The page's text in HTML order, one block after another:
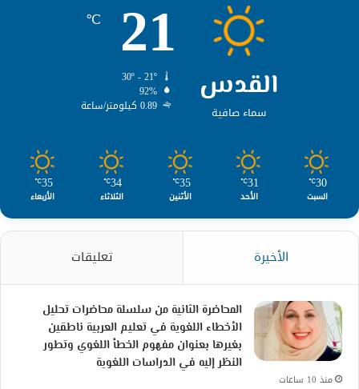
القدس
سماء صافية
21
℃
92%
0.89 كيلومتر/ساعة
30
℃
السبت
31
℃
الأحد
35
℃
الأثنين
34
℃
الثلاثاء
35
℃
الأربعاء
الأخيرة تعليقات
المحاضرة الثانية من سلسلة محاضرات تحليل
الأخطاء اللغوية في تعليم العربية ناطقين
بغيرها بعنوان مفهوم الخطأ اللغوي وتطور
النظر إليه في الدراسات اللغوية
منذ 10 ساعات